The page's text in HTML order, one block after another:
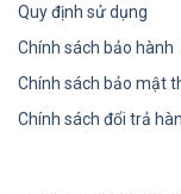
Quy định sử dụng
Chính sách bảo hành
Chính sách bảo mật
Chính sách đổi trả